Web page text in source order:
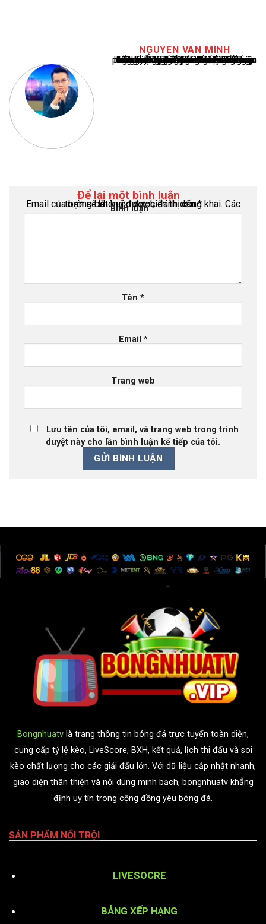
NGUYEN VAN MINH
Nguyễn Văn Minh là một trong những chuyên gia hàng đầu về báo cáo tin tức thể thao tại Việt Nam, với hơn 10 năm hoạt động trong ngành. Ông có kiến thức sâu rộng và kinh nghiệm đáng kể trong việc phân tích và báo cáo về các sự kiện thể thao hàng đầu. Sự hiểu biết sâu sắc của ông về ngành này đã giúp ông xây dựng uy tín và danh tiếng trong cộng đồng báo chí thể thao.
Để lại một bình luận
Email của bạn sẽ không được hiển thị công khai.
Các trường bắt buộc được đánh dấu*
Bình luận*
Tên *
Email *
Trang web
Lưu tên của tôi, email, và trang web trong trình
duyệt này cho lần bình luận kế tiếp của tôi.
Bongnhuatv là trang thông tin bóng đá trực tuyến toàn diện,
cung cấp tỷ lệ kèo, LiveScore, BXH, kết quả, lịch thi đấu và soi
kèo chất lượng cho các giải đấu lớn. Với dữ liệu cập nhật nhanh,
giao diện thân thiện và nội dung minh bạch, bongnhuatv khẳng
định uy tín trong cộng đồng yêu bóng đá.
SẢN PHẨM NỔI TRỘI
LIVESOCRE
BẢNG XẾP HẠNG